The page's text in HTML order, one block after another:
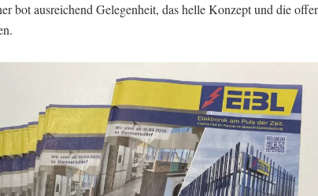
bot ausreichend Gelegenheit, das helle Konzept und die